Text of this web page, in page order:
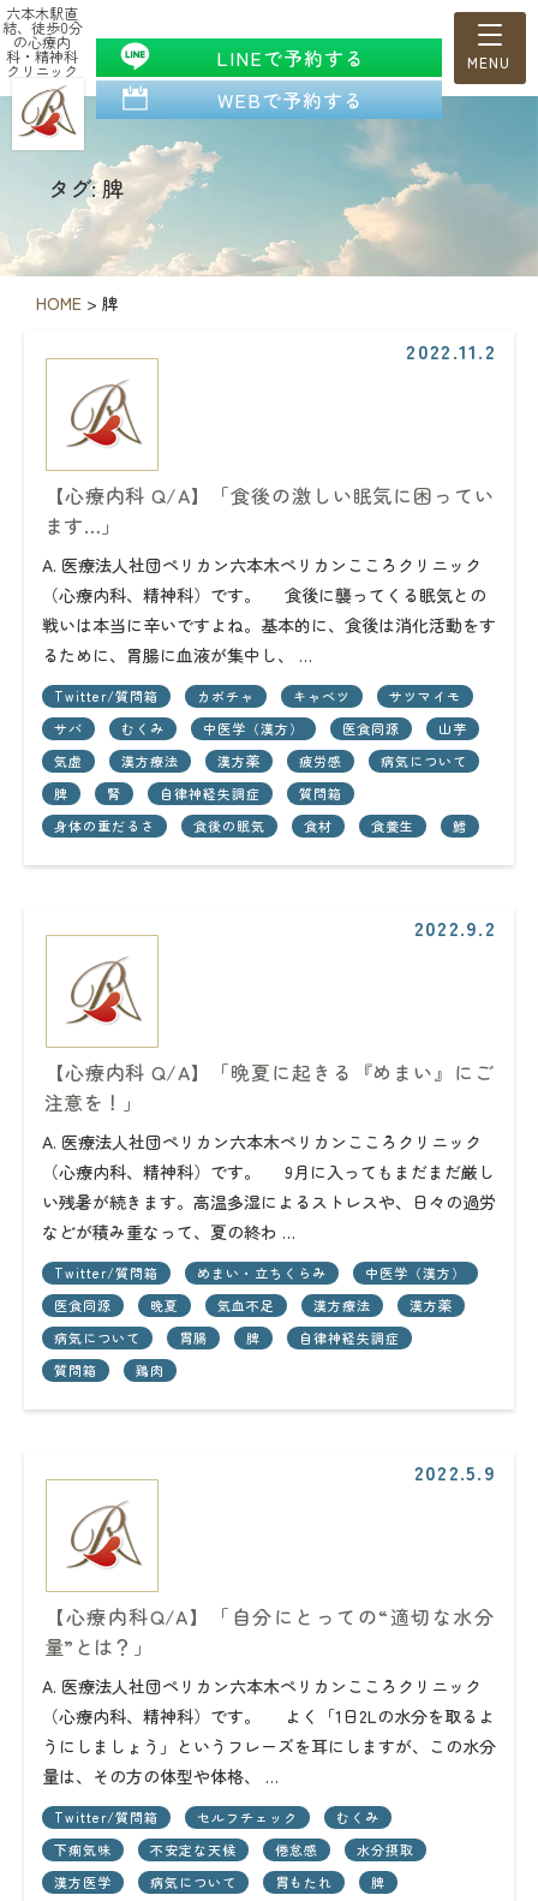
六本木駅直
結、徒歩0分
の心療内
科・精神科
クリニック
LINEで予約する
WEBで予約する
タグ: 脾
HOME > 脾
2022.11.2
【心療内科 Q/A】「食後の激しい眠気に困ってい
ます…」
A. 医療法人社団ペリカン六本木ペリカンこころクリニック
（心療内科、精神科）です。 食後に襲ってくる眠気との
戦いは本当に辛いですよね。基本的に、食後は消化活動をす
るために、胃腸に血液が集中し、 …
Twitter/質問箱 カボチャ キャベツ
サツマイモ
サバ
むくみ 中医学（漢方） 医食同源
山芋
気虚
漢方療法 漢方薬 疲労感
病気について
脾
腎 自律神経失調症
質問箱
身体の重だるさ
食後の眠気 食材 食養生 鱈
2022.9.2
【心療内科 Q/A】「晩夏に起きる『めまい』にご
注意を！」
A. 医療法人社団ペリカン六本木ペリカンこころクリニック
（心療内科、精神科）です。 9月に入ってもまだまだ厳し
い残暑が続きます。高温多湿によるストレスや、日々の過労
などが積み重なって、夏の終わ …
Twitter/質問箱 めまい・立ちくらみ
中医学（漢方）
医食同源
晩夏 気血不足 漢方療法
漢方薬
病気について
胃腸 脾
自律神経失調症
質問箱
鶏肉
2022.5.9
【心療内科Q/A】「自分にとっての“適切な水分
量”とは？」
A. 医療法人社団ペリカン六本木ペリカンこころクリニック
（心療内科、精神科）です。 よく「1日2Lの水分を取るよ
うにしましょう」というフレーズを耳にしますが、この水分
量は、その方の体型や体格、 …
Twitter/質問箱 セルフチェック
むくみ
下痢気味
不安定な天候 倦怠感
水分摂取
漢方医学
病気について 胃もたれ
脾